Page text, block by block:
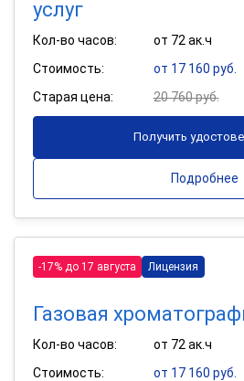
услуг
Кол-во часов:
от 72 ак.ч
Стоимость:
от 17 160 руб.
Старая цена:
20 760 руб.
Получить
Подробнее
-17% до 17 августа Лицензия
Газовая
Кол-во часов:
от 72 ак.ч
Стоимость:
от 17 160 руб.